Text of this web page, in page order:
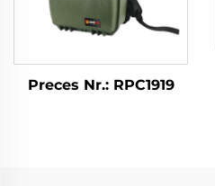
Preces Nr.: RPC1919